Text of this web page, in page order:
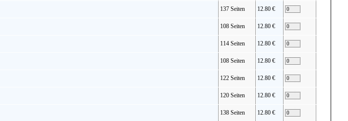
137 Seiten 12.80 €
108 Seiten 12.80 €
114 Seiten 12.80 €
108 Seiten 12.80 €
122 Seiten 12.80 €
120 Seiten 12.80 €
138 Seiten 12.80 €